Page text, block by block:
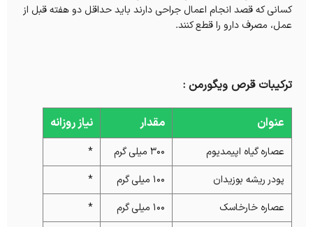
کسانی که قصد انجام اعمال جراحی دارند باید حداقل دو هفته قبل از
عمل، مصرف دارو را قطع کنند.
ترکیبات قرص ویگورمن :
عنوان مقدار نیاز روزانه
عصاره گیاه اپیمدیوم 300 میلی گرم
*
پودر ریشه بوزیدان
100 میلی گرم
*
عصاره خارخاسک
100 میلی گرم
*